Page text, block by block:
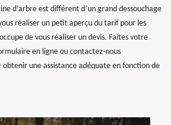
d’arbre est différent d’un grand dessouchage
réaliser un petit aperçu du tarif pour les
de vous réaliser un devis. Faites votre
en ligne ou contactez-nous
une assistance adéquate en fonction de